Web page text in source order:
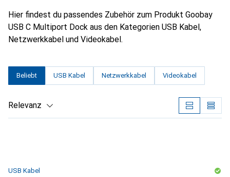
Hier findest du passendes Zubehör zum Produkt Goobay
USB C Multiport Dock aus den Kategorien USB Kabel,
Netzwerkkabel und Videokabel.
Beliebt USB Kabel Netzwerkkabel Videokabel
Relevanz
USB Kabel